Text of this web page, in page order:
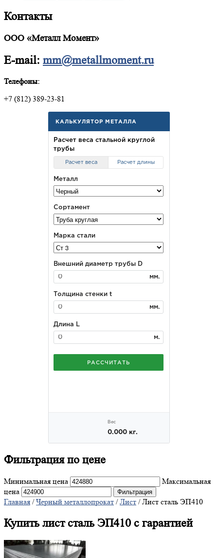
Контакты
ООО «Металл Момент»
E-mail: mm@metallmoment.ru
Телефоны:
+7 (812) 389-23-81
Фильтрацияпо цене
Минимальная цена
Максимальная
цена
Фильтрация
Главная /Черный металлопрокат /Лист / Лист сталь ЭП410
Купить лист сталь ЭП410 с гарантией